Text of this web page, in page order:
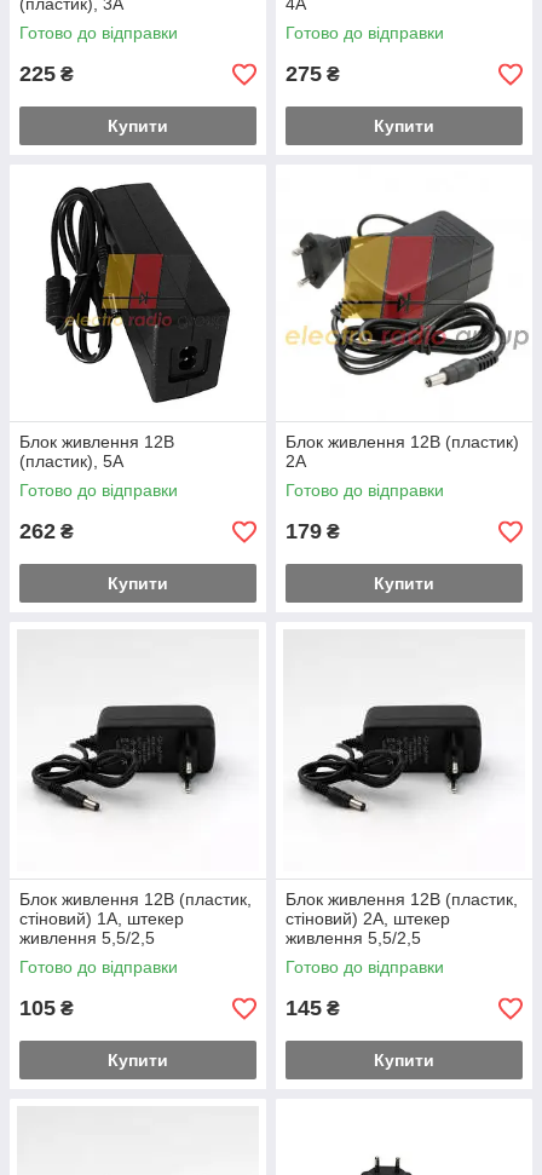
Готово до відправки
225 ₴
Купити
Готово до відправки
275 ₴
Купити
Блок живлення 12В
(пластик), 5А
Готово до відправки
262 ₴
Купити
Блок живлення 12В (пластик)
2А
Готово до відправки
179 ₴
Купити
Блок живлення 12В (пластик,
стіновий) 1А, штекер
живлення 5,5/2,5
Готово до відправки
105 ₴
Купити
Блок живлення 12В (пластик,
стіновий) 2А, штекер
живлення 5,5/2,5
Готово до відправки
145 ₴
Купити